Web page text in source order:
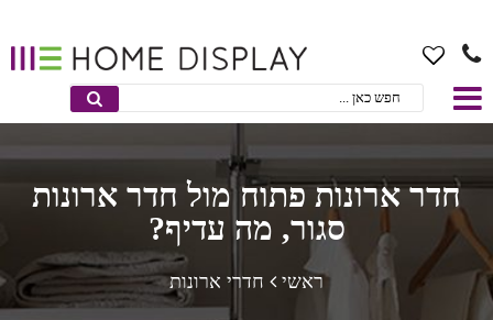
חדר ארונות פתוח מול חדר ארונות
סגור, מה עדיף?
ראשי חדרי ארונות